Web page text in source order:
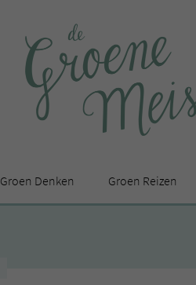
Groen Denken Groen Reizen